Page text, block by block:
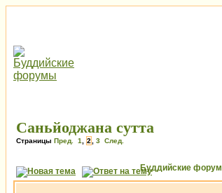
Саньйоджана сутта
Страницы Пред. 1 2 3 След.
Буддийские